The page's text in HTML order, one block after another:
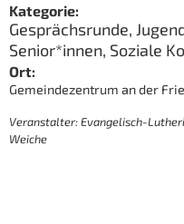
Kategorie:
Gesprächsrunde,
Senior*innen, Soziale
Ort:
Gemeindezentrum an der
Veranstalter: Evangelisch-
Weiche